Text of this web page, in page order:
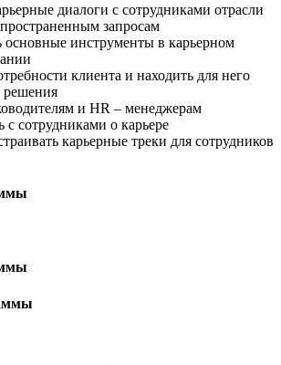
диалоги с сотрудниками отрасли
запросам
основные инструменты в карьерном
клиента и находить для него
решения
и HR – менеджерам
с сотрудниками о карьере
карьерные треки для сотрудников